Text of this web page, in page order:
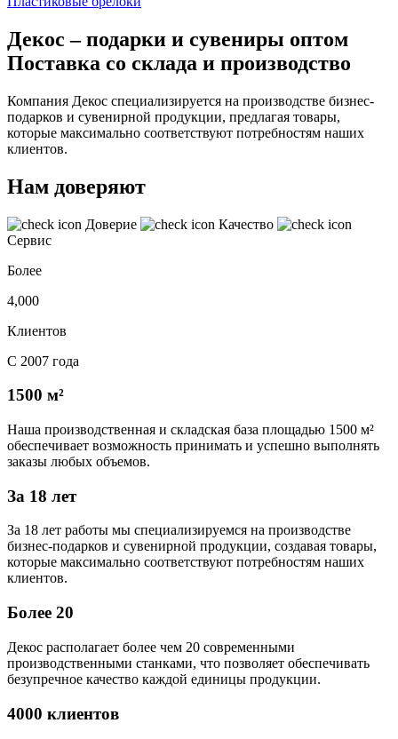
Декос – подарки и сувениры оптом
Поставка со склада и производство
Компания Декос специализируется на производстве бизнес-
подарков и сувенирной продукции, предлагая товары,
которые максимально соответствуют потребностям наших
клиентов.
Нам доверяют
Доверие
Качество
Сервис
Более
4,000
Клиентов
С 2007 года
1500 м²
Наша производственная и складская база площадью 1500 м²
обеспечивает возможность принимать и успешно выполнять
заказы любых объемов.
За 18 лет
За 18 лет работы мы специализируемся на производстве
бизнес-подарков и сувенирной продукции, создавая товары,
которые максимально соответствуют потребностям наших
клиентов.
Более 20
Декос располагает более чем 20 современными
производственными станками, что позволяет обеспечивать
безупречное качество каждой единицы продукции.
4000 клиентов